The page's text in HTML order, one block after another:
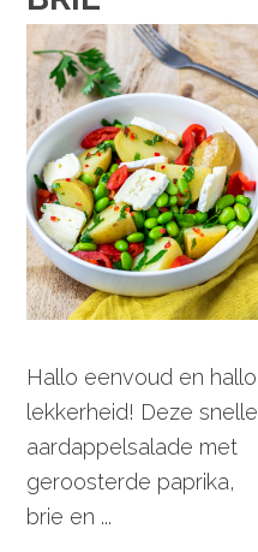
Hallo eenvoud en hallo
lekkerheid! Deze snelle
aardappelsalade met
geroosterde paprika,
brie en ...